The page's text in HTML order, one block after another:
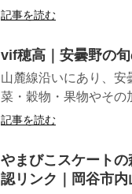
記事を読む
vif穂高｜安曇野の
山麓線沿いにあり、安
菜・穀物・果物やその
記事を読む
やまびこスケート
認リンク｜岡谷市内